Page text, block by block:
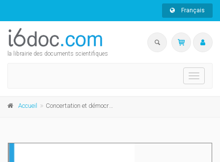
Français
la librairie des documents scientifiques
Toggle
Accueil Concertation et démocratie économique (1944-1978)